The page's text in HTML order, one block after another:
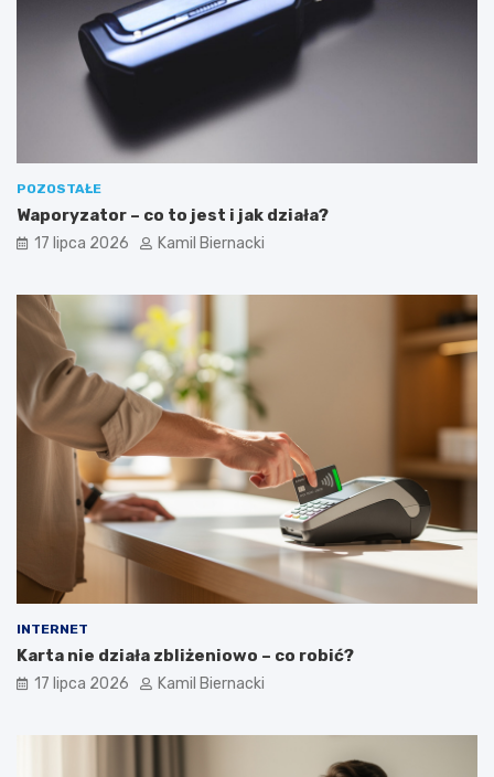
POZOSTAŁE
Waporyzator – co to jest i jak działa?
17 lipca 2026 Kamil Biernacki
INTERNET
Karta nie działa zbliżeniowo – co robić?
17 lipca 2026 Kamil Biernacki